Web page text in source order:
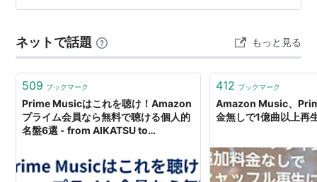
冊聴けます。 無料体験終了後は、月額1,180円。Amazo…
ネットで話題 もっと見る
509 ブックマーク
Prime Musicはこれを聴け！Amazon
プライム会員なら無料で聴ける個人的
名盤6選 - from AIKATSU to
412 ブックマーク
Amazon Music、
金無しで1億曲以上再